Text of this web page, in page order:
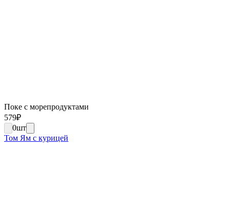
Поке с морепродуктами
579₽
0шт
Том Ям с курицей